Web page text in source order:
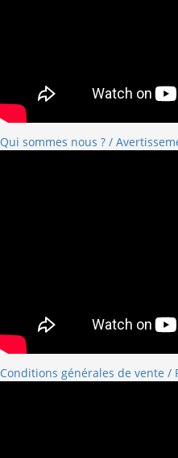
Qui sommes nous ? /
Conditions générales de vente /